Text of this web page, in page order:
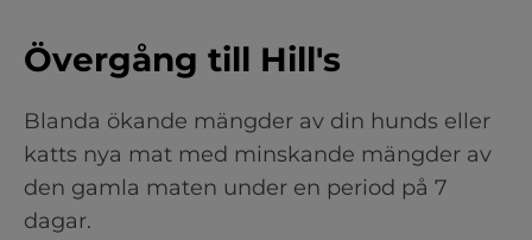
Övergång till Hill's
Blanda ökande mängder av din hunds eller
katts nya mat med minskande mängder av
den gamla maten under en period på 7
dagar.